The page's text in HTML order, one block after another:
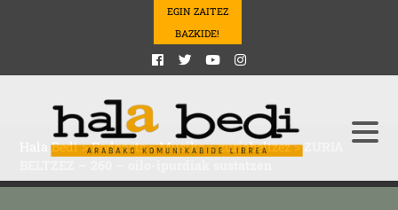
EGIN ZAITEZ
BAZKIDE!
Hala Bedi>Podcasts>Musika>zuriabeltzez>